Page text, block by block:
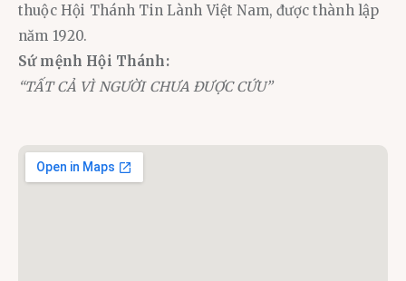
thuộc Hội Thánh Tin Lành Việt Nam, được thành lập
năm 1920.
Sứ mệnh Hội Thánh:
“TẤT CẢ VÌ NGƯỜI CHƯA ĐƯỢC CỨU”